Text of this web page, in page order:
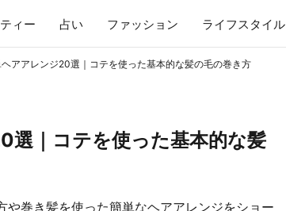
ィー 占い ファッション ライフスタイル
アアレンジ20選｜コテを使った基本的な髪の毛の巻き方
選｜コテを使った基本的な髪
巻き髪を使った簡単なヘアアレンジをショー